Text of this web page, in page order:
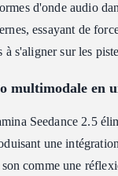
d'onde audio
essayant de
à s'aligner sur les
multimodale en
Seedance 2.5
une
comme une